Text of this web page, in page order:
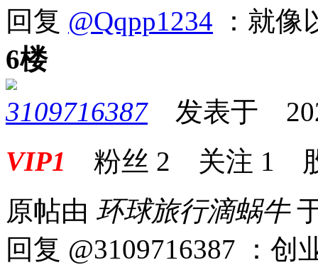
回复 @Qqpp1234 ：就像
6楼
3109716387发表于
VIP1 粉丝 2 关注 1
原帖由 环球旅行滴蜗牛
回复 @3109716387 ：